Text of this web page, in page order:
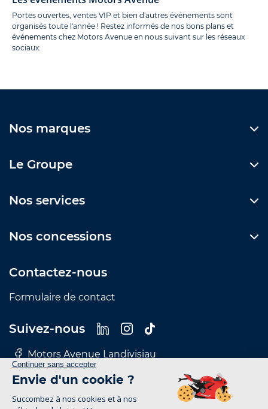
Portes ouvertes, ventes VIP et bien d'autres événements sont
organisés toute l'année ! Restez informés de nos bons plans et
événements chez Motors Avenue en nous suivant sur les réseaux
sociaux.
Nos marques
Le Groupe
Nos services
Nos concessions
Contactez-nous
Formulaire de contact
Suivez-nous
Motors Avenue Landivisiau
Motors Avenue Le Mans